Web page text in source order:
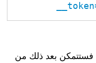
بعد ذلك من